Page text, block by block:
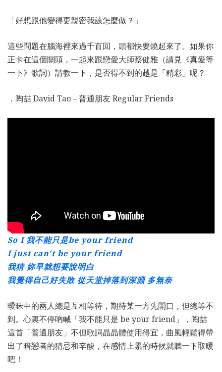
「好想跟他變得更親密我該怎麼做？」
這些問題在腦海裡來過千百回，頭都快要燒起來了。如果你
正卡在這個關頭，一起來跟戀愛大師蔡健雅（請見《真愛等
一下》歌詞）請教一下，是否得不到的越是「精彩」呢？
．陶喆 David Tao – 普通朋友 Regular Friends
So I 我不能只是be your friend
I just can't be your friend
我猜 妳早就想要說明白
我覺得自己好失敗 從天堂掉落到深淵 多無奈
曖昧中的兩人總是互相等待，期待某一方先開口，但總等不
到。心裏不停吶喊「我不能只是 be your friend」，陶喆
這首「普通朋友」不但歌詞晶晶體使用得宜，曲風輕鬆得帶
出了暗戀者的猜忌和辛酸，在感情上累的時候就聽一下取暖
吧！